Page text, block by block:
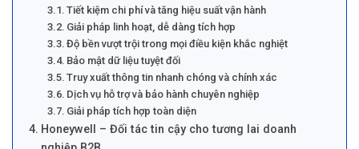
Tiết kiệm chi phí và tăng hiệu suất vận hành
Giải pháp linh hoạt, dễ dàng tích hợp
Độ bền vượt trội trong mọi điều kiện khắc nghiệt
Bảo mật dữ liệu tuyệt đối
Truy xuất thông tin nhanh chóng và chính xác
Dịch vụ hỗ trợ và bảo hành chuyên nghiệp
Giải pháp tích hợp toàn diện
Honeywell – Đối tác tin cậy cho tương lai doanh